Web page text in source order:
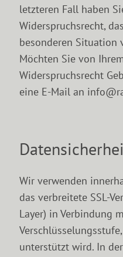
letzteren Fall haben
Widerspruchsrecht,
besonderen Situation
Möchten Sie von
Widerspruchsrecht
eine E-Mail an
Wir verwenden
das verbreitete SSL-
Layer) in Verbindung
unterstützt wird. In